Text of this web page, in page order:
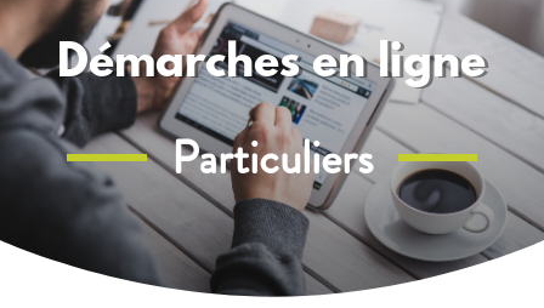
Démarches en ligne
Particuliers